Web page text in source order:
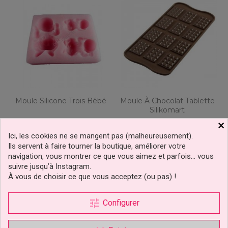
Moule Silicone Trois Bébé
Prix
9,90 €
Ajouter au panier
Moule À Chocolat Tablette
Silikomart
Prix
8,95 €
×
Ici, les cookies ne se mangent pas (malheureusement).
Ils servent à faire tourner la boutique, améliorer votre
navigation, vous montrer ce que vous aimez et parfois… vous
suivre jusqu’à Instagram.
À vous de choisir ce que vous acceptez (ou pas) !
tune Configurer